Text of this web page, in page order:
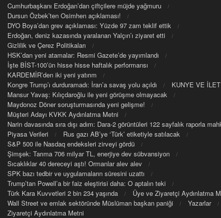
Cumhurbaşkanı Erdoğan’dan çiftçilere müjde yağmuru
Dursun Özbek’ten Osimhen açıklaması!
DYO Boya’dan grev açıklaması: Yüzde 97 zam teklif ettik
Erdoğan, deniz kazasında yaralanan Yalçın’ı ziyaret etti
Gizlilik ve Çerez Politikaları
HSK’dan yeni atamalar: Resmi Gazete’de yayımlandı
İşte BİST-100’ün hisse hisse haftalık performansı
KARDEMİR’den iki yeni yatırım
Kongre Trump’ı durduramadı: İran’a savaş yolu açıldı
KUNYE VE
Mansur Yavaş: Kılıçdaroğlu ile yeni görüşme olmayacak
Maydonoz Döner soruşturmasında yeni gelişme!
Müşteri Adayı KVKK Aydınlatma Metni
Narin davasında sıra dışı adım: Dara-2 görüntüleri 122 sayfalık raporla
Piyasa Verileri
Rus gazı AB’ye ‘Türk’ etiketiyle satılacak
S&P 500 ile Nasdaq endeksleri zirveyi gördü
Şimşek: Tarıma 706 milyar TL, enerjiye dev sübvansiyon
Sıcaklıklar 40 dereceyi aştı! Ormanlar alev alev
SPK bazı tedbir ve uygulamaların süresini uzattı
Trump’tan Powell’a bir faiz eleştirisi daha: O aptalın teki
Türk Kara Kuvvetleri 2 bin 234 yaşında
Üye ve Ziyaretçi Aydınlatma
Wall Street ve emlak sektöründe Müslüman başkan paniği
Yazarlar
Ziyaretçi Aydınlatma Metni